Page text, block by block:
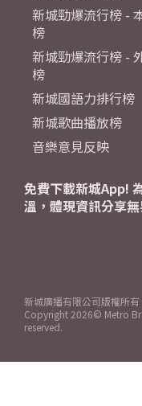
新城勁爆流行榜 -
榜
新城勁爆流行榜 -
榜
新城國語力排行榜
新城歌曲播放榜
音樂意見反映
免費下載新城App!
溫，體現資訊分享無
新城廣播有限公司版權所有
Copyright 2026© Metro
reserved.